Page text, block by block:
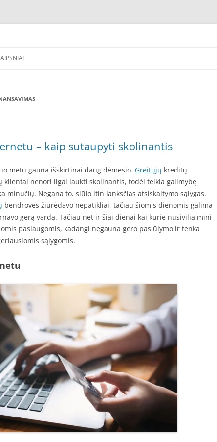
– kaip sutaupyti skolinantis
metu gauna išskirtinai daug dėmesio. Greitųjų kreditų
klientai nenori ilgai laukti skolinantis, todėl teikia galimybę
minučių. Negana to, siūlo itin lanksčias atsiskaitymo sąlygas.
bendroves žiūrėdavo nepatikliai, tačiau šiomis dienomis galima
gerą vardą. Tačiau net ir šiai dienai kai kurie nusivilia mini
paslaugomis, kadangi negauna gero pasiūlymo ir tenka
sąlygomis.